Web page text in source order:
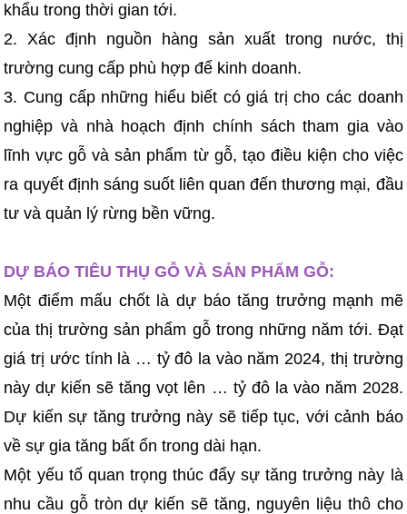
khẩu trong thời gian tới.
2. Xác định nguồn hàng sản xuất trong nước, thị
trường cung cấp phù hợp để kinh doanh.
3. Cung cấp những hiểu biết có giá trị cho các doanh
nghiệp và nhà hoạch định chính sách tham gia vào
lĩnh vực gỗ và sản phẩm từ gỗ, tạo điều kiện cho việc
ra quyết định sáng suốt liên quan đến thương mại, đầu
tư và quản lý rừng bền vững.
DỰ BÁO TIÊU THỤ GỖ VÀ SẢN PHẨM GỖ:
Một điểm mấu chốt là dự báo tăng trưởng mạnh mẽ
của thị trường sản phẩm gỗ trong những năm tới. Đạt
giá trị ước tính là … tỷ đô la vào năm 2024, thị trường
này dự kiến sẽ tăng vọt lên … tỷ đô la vào năm 2028.
Dự kiến sự tăng trưởng này sẽ tiếp tục, với cảnh báo
về sự gia tăng bất ổn trong dài hạn.
Một yếu tố quan trọng thúc đẩy sự tăng trưởng này là
nhu cầu gỗ tròn dự kiến sẽ tăng, nguyên liệu thô cho